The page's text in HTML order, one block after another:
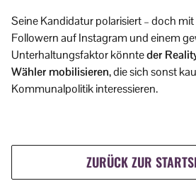
Seine Kandidatur polarisiert – doch
Followern auf Instagram und einem
Unterhaltungsfaktor könnteder
Wähler mobilisieren, die sich sonst
Kommunalpolitik interessieren.
ZURÜCK ZUR